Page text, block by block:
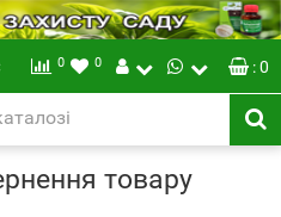
0 0 : 0
товару